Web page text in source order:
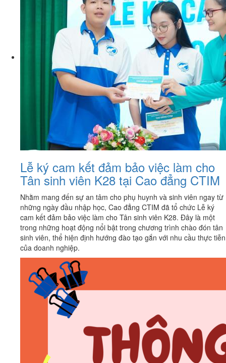
Lễ ký cam kết đảm bảo việc làm cho
Tân sinh viên K28 tại Cao đẳng CTIM
Nhằm mang đến sự an tâm cho phụ huynh và sinh viên ngay từ
những ngày đầu nhập học, Cao đẳng CTIM đã tổ chức Lễ ký
cam kết đảm bảo việc làm cho Tân sinh viên K28. Đây là một
trong những hoạt động nổi bật trong chương trình chào đón tân
sinh viên, thể hiện định hướng đào tạo gắn với nhu cầu thực tiễn
của doanh nghiệp.